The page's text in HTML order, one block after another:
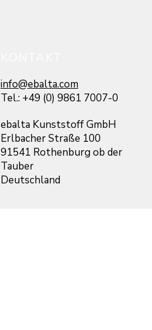
info@ebalta.com
Tel.: +49 (0) 9861 7007-0
ebalta Kunststoff GmbH
Erlbacher Straße 100
91541 Rothenburg ob der
Tauber
Deutschland